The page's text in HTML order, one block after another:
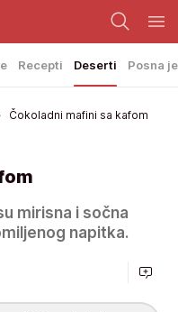
Recepti Deserti Posna
Čokoladni mafini sa kafom
mirisna i sočna
napitka.